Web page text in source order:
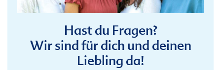
Hast du Fragen?
Wir sind für dich und deinen
Liebling da!